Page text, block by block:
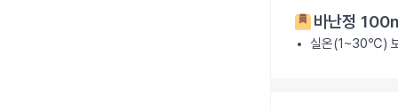
바난정
실온(1~30℃)